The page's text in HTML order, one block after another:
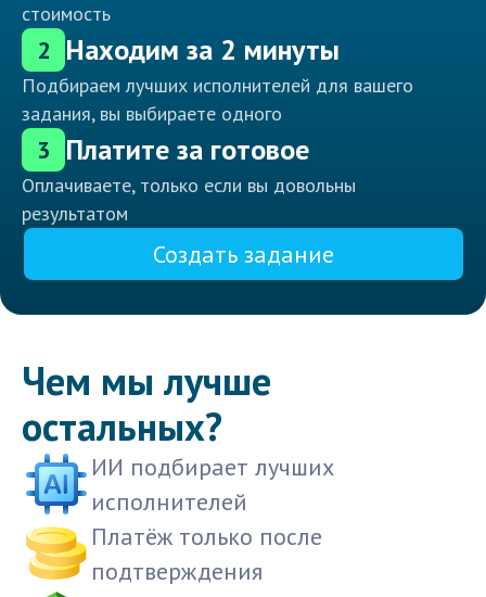
стоимость
2 Находим за 2 минуты
Подбираем лучших исполнителей для вашего
задания, вы выбираете одного
3 Платите за готовое
Оплачиваете, только если вы довольны
результатом
Создать задание
Чем мы лучше
остальных?
ИИ подбирает лучших
исполнителей
Платёж только после
подтверждения